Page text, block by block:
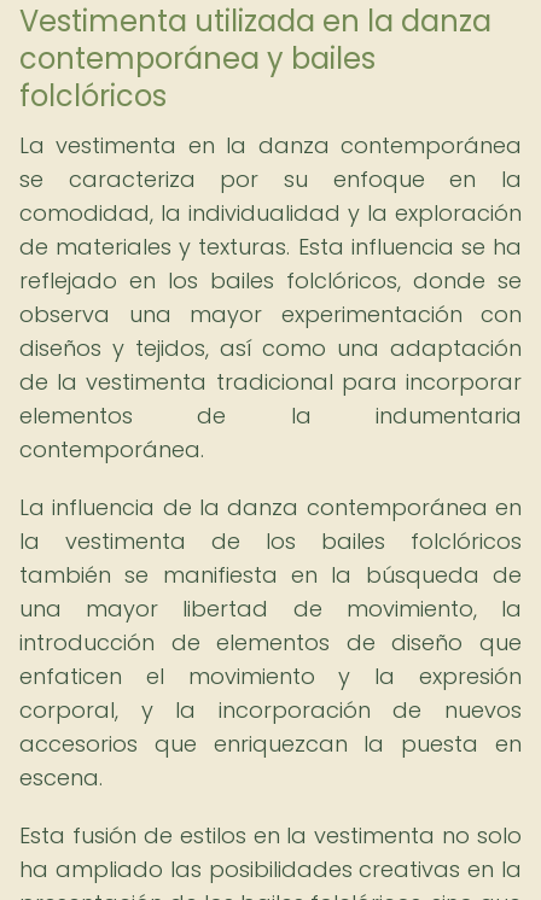
Vestimenta utilizada en la danza
contemporánea y bailes
folclóricos
La vestimenta en la danza contemporánea
se caracteriza por su enfoque en la
comodidad, la individualidad y la exploración
de materiales y texturas. Esta influencia se ha
reflejado en los bailes folclóricos, donde se
observa una mayor experimentación con
diseños y tejidos, así como una adaptación
de la vestimenta tradicional para incorporar
elementos de la indumentaria
contemporánea.
La influencia de la danza contemporánea en
la vestimenta de los bailes folclóricos
también se manifiesta en la búsqueda de
una mayor libertad de movimiento, la
introducción de elementos de diseño que
enfaticen el movimiento y la expresión
corporal, y la incorporación de nuevos
accesorios que enriquezcan la puesta en
escena.
Esta fusión de estilos en la vestimenta no solo
ha ampliado las posibilidades creativas en la